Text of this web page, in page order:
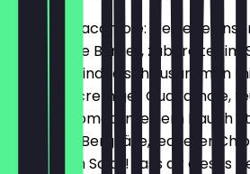
Mmmh Guacamole: Genieße
Guacamole Burger, zubereitet
saftigem Rindfleisch zusammen
Zwiebeln, cremiger Guacamole,
frischen Tomaten, einem Hauch
kräftigem Bergkäse, leckerer
knackigem Salat! Lass dir dieses